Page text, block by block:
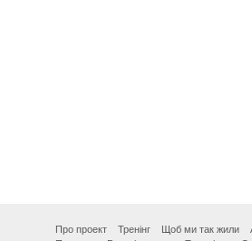
Про проект Тренінг Щоб ми так жили